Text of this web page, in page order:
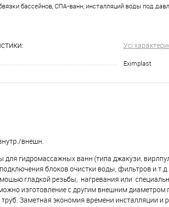
бассейнов, СПА-ванн, инсталляций воды под
Усі
Eximplast
внешн.
гидромассажных ванн (типа джакузи,
блоков очистки воды, фильтров и
гладкой резьбы, нагревания или
изготовление с другим внешним диаметром
Заметная экономия времени инсталляции и